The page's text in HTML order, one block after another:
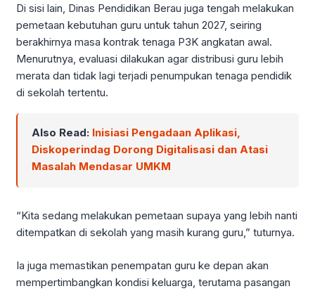
Di sisi lain, Dinas Pendidikan Berau juga tengah melakukan
pemetaan kebutuhan guru untuk tahun 2027, seiring
berakhirnya masa kontrak tenaga P3K angkatan awal.
Menurutnya, evaluasi dilakukan agar distribusi guru lebih
merata dan tidak lagi terjadi penumpukan tenaga pendidik
di sekolah tertentu.
Also Read: Inisiasi Pengadaan Aplikasi,
Diskoperindag Dorong Digitalisasi dan Atasi
Masalah Mendasar UMKM
“Kita sedang melakukan pemetaan supaya yang lebih nanti
ditempatkan di sekolah yang masih kurang guru,” tuturnya.
Ia juga memastikan penempatan guru ke depan akan
mempertimbangkan kondisi keluarga, terutama pasangan